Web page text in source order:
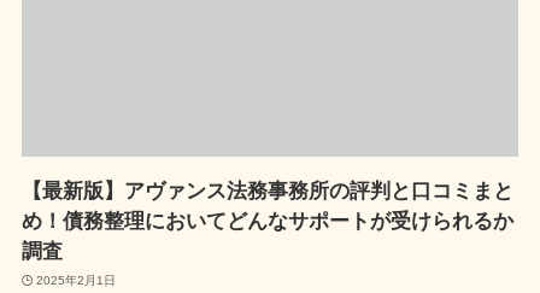
【最新版】アヴァンス法務事務所の評判と口コミまと
め！債務整理においてどんなサポートが受けられるか
調査
2025年2月1日